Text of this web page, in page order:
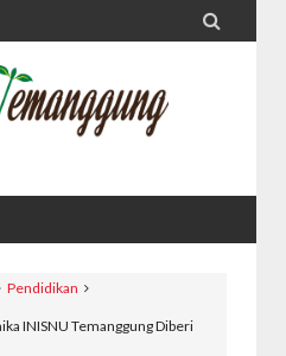

Pendidikan
INISNU Temanggung Diberi